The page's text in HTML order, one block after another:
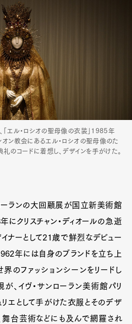
「エル・ロシオの聖母像の衣装」1985年
オン教会にあるエル・ロシオの聖母像のた
のコードに着想し、デザインを手がけた。
ーランの大回顧展が国立新美術館
にクリスチャン・ディオールの急逝
イナーとして21歳で鮮烈なデビュー
年には自身のブランドを立ち上
のファッションシーンをリードし
が、イヴ・サンローラン美術館パリ
リエとして手がけた衣服とそのデザ
舞台芸術などにも及んで網羅され